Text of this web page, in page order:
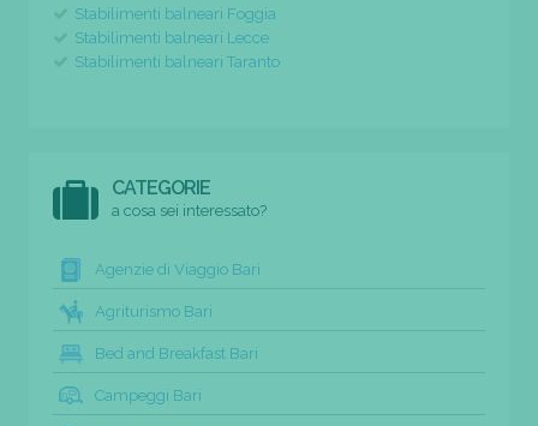
Stabilimenti balneari Foggia
Stabilimenti balneari Lecce
Stabilimenti balneari Taranto
CATEGORIE
a cosa sei interessato?
Agenzie di Viaggio Bari
Agriturismo Bari
Bed and Breakfast Bari
Campeggi Bari